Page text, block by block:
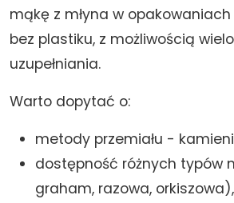
mąkę z młyna w
bez plastiku, z możliwością
uzupełniania.
Warto dopytać o:
metody przemiału -
dostępność różnych typów
graham, razowa, orkiszowa),